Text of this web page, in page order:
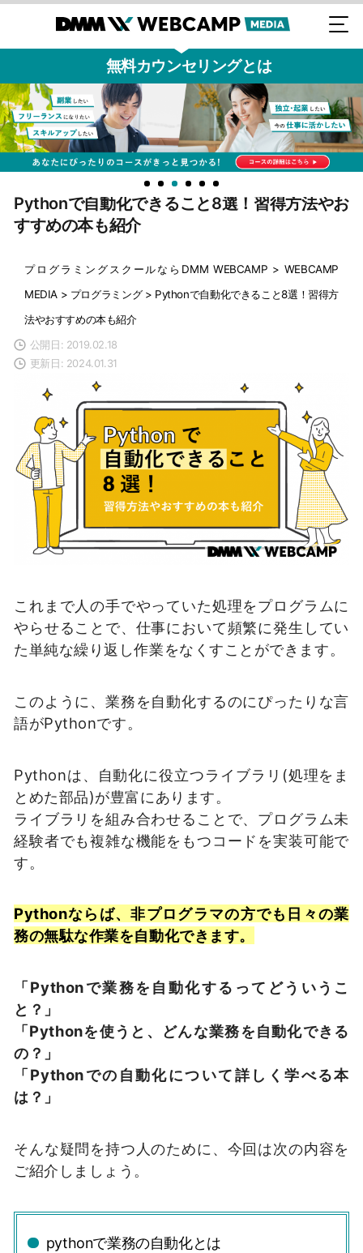
無料カウンセリングとは
Pythonで自動化できること8選！習得方法やお
すすめの本も紹介
プログラミングスクールならDMM WEBCAMP > WEBCAMP
MEDIA > プログラミング> Pythonで自動化できること8選！習得方
法やおすすめの本も紹介
公開日: 2019.02.18
更新日: 2024.01.31
これまで人の手でやっていた処理をプログラムに
やらせることで、仕事において頻繁に発生してい
た単純な繰り返し作業をなくすことができます。
このように、業務を自動化するのにぴったりな言
語がPythonです。
Pythonは、自動化に役立つライブラリ(処理をま
とめた部品)が豊富にあります。
ライブラリを組み合わせることで、プログラム未
経験者でも複雑な機能をもつコードを実装可能で
す。
Pythonならば、非プログラマの方でも日々の業
務の無駄な作業を自動化できます。
「Pythonで業務を自動化するってどういうこ
と？」
「Pythonを使うと、どんな業務を自動化できる
の？」
「Pythonでの自動化について詳しく学べる本
は？」
そんな疑問を持つ人のために、今回は次の内容を
ご紹介しましょう。
pythonで業務の自動化とは